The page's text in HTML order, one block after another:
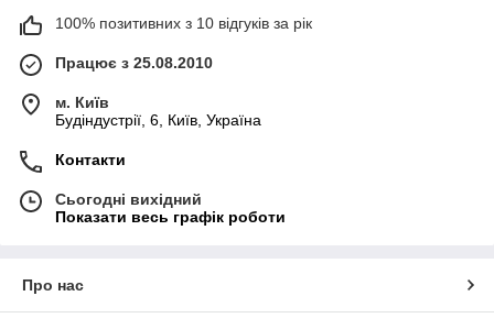
100% позитивних з 10 відгуків за рік
Працює з 25.08.2010
м. Київ
Будіндустрії, 6, Київ, Україна
Контакти
Сьогодні вихідний
Показати весь графік роботи
Про нас